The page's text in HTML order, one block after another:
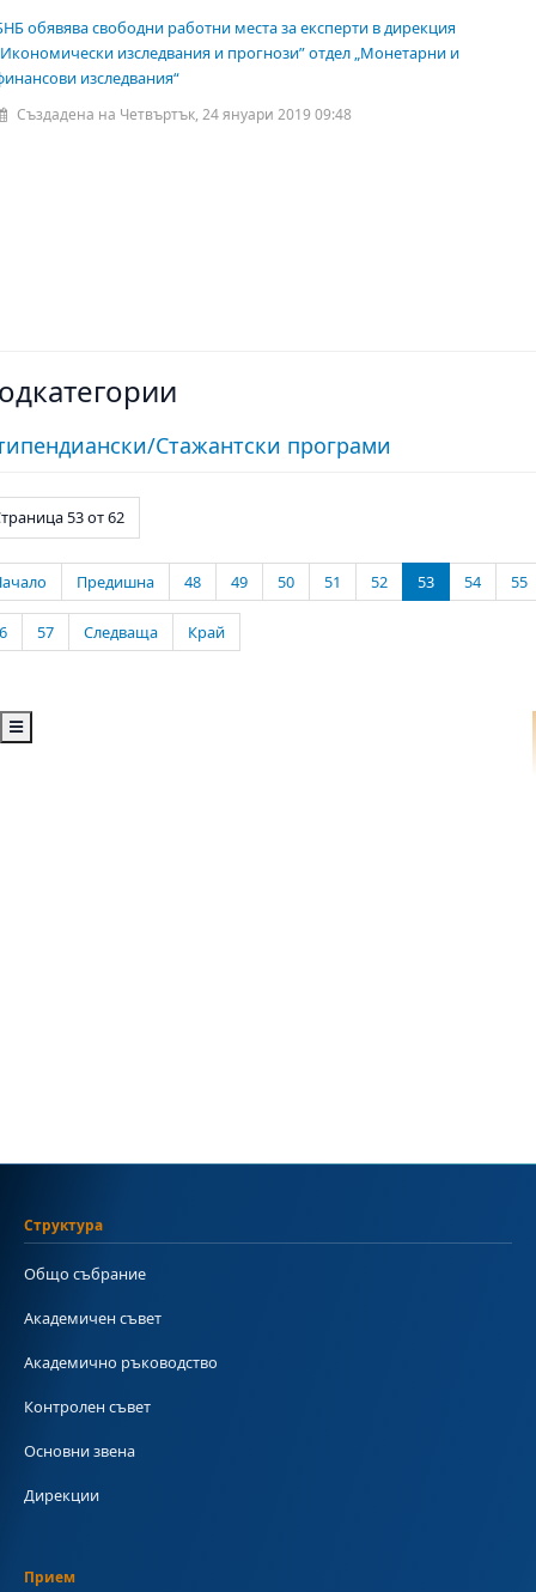
обявява свободни работни места за експерти в дирекция
изследвания и прогнози” отдел „Монетарни и
изследвания“
Създадена на Четвъртък, 24 януари 2019 09:48
Стажантски програми
53 от 62
Предишна 48 49 50 51 52 53 54 55
57 Следваща Край
Структура
Общо събрание
Академичен съвет
Академично ръководство
Контролен съвет
Основни звена
Дирекции
Прием